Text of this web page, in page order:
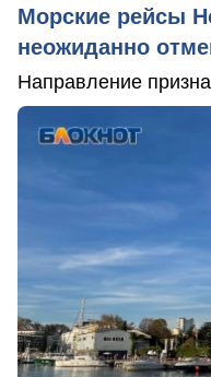
Морские рейсы
неожиданно
Направление